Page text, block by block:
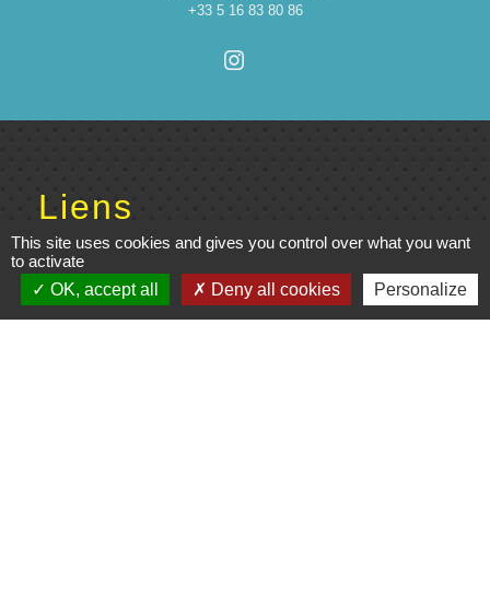
+33 5 16 83 80 86
Liens
Cinéma
Office de tourisme du Civraisien
This site uses cookies and gives you control over what you want
to activate
OK, accept all
Deny all cookies Personalize